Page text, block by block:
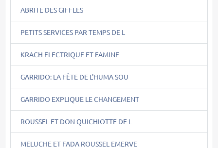
ABRITE DES GIFFLES
PETITS SERVICES PAR TEMPS DE L
KRACH ELECTRIQUE ET FAMINE
GARRIDO: LA FÊTE DE L'HUMA SOU
GARRIDO EXPLIQUE LE CHANGEMENT
ROUSSEL ET DON QUICHIOTTE DE L
MELUCHE ET FADA ROUSSEL EMERVE